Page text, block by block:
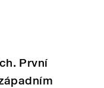
První